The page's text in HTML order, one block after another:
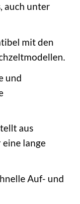
auch unter
mit den
und
aus
lange
Auf- und